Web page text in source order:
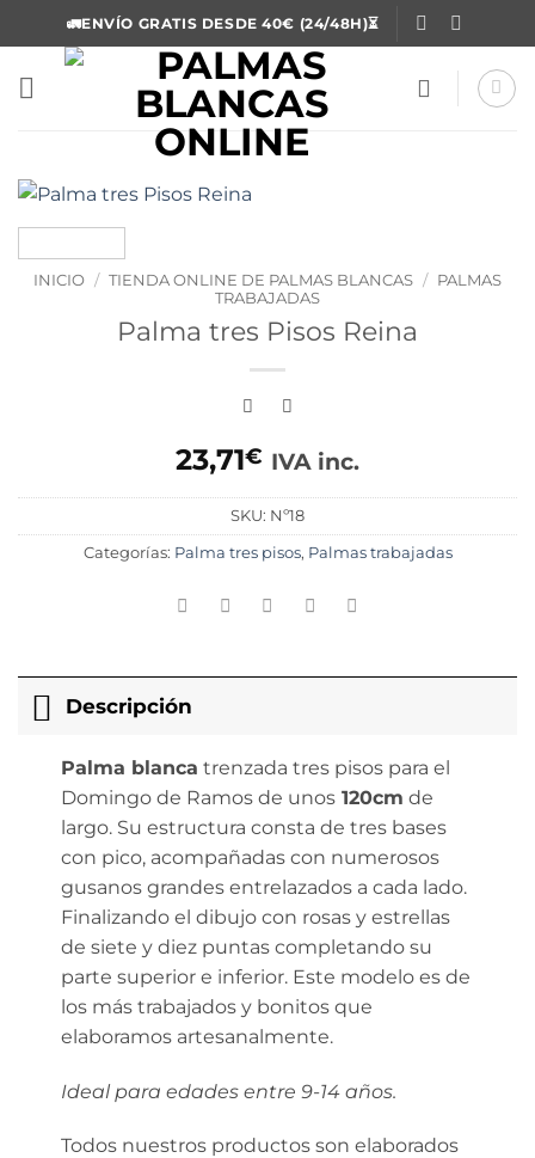
al
contenido
🚛ENVÍO GRATIS DESDE 40€ (24/48H)⏳
INICIO / TIENDA ONLINE DE PALMAS BLANCAS / PALMAS
TRABAJADAS
Palma tres Pisos Reina
23,71€ IVA inc.
SKU: Nº18
Categorías: Palma tres pisos, Palmas trabajadas
Descripción
Palma blanca trenzada tres pisos para el
Domingo de Ramos de unos 120cm de
largo. Su estructura consta de tres bases
con pico, acompañadas con numerosos
gusanos grandes entrelazados a cada lado.
Finalizando el dibujo con rosas y estrellas
de siete y diez puntas completando su
parte superior e inferior. Este modelo es de
los más trabajados y bonitos que
elaboramos artesanalmente.
Ideal para edades entre 9-14 años.
Todos nuestros productos son elaborados